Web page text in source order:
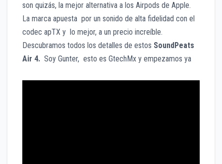
son quizás, la mejor alternativa a los Airpods de Apple.
La marca apuesta por un sonido de alta fidelidad con el
codec apTX y lo mejor, a un precio increíble.
Descubramos todos los detalles de estos SoundPeats
Air 4. Soy Gunter, esto es GtechMx y empezamos ya